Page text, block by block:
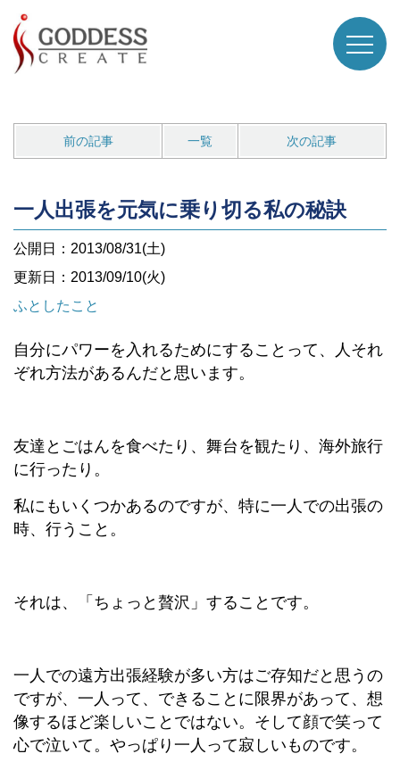
前の記事 一覧 次の記事
一人出張を元気に乗り切る私の秘訣
公開日：2013/08/31(土)
更新日：2013/09/10(火)
ふとしたこと
自分にパワーを入れるためにすることって、人それ
ぞれ方法があるんだと思います。
友達とごはんを食べたり、舞台を観たり、海外旅行
に行ったり。
私にもいくつかあるのですが、 特に一人での出張の
時、行うこと。
それは、「ちょっと贅沢」することです。
一人での遠方出張経験が多い方はご存知だと思うの
ですが、一人って、できることに限界があって、想
像するほど楽しいことではない。そして顔で笑って
心で泣いて。やっぱり一人って寂しいものです。